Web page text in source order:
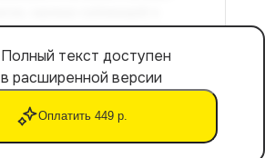
Полный текст доступен
в расширенной версии
Оплатить 449 р.